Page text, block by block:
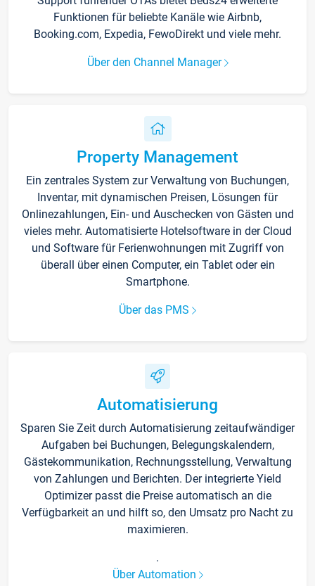
Funktionen für beliebte Kanäle wie Airbnb,
Booking.com, Expedia, FewoDirekt und viele mehr.
Über den Channel Manager
Property Management
Ein zentrales System zur Verwaltung von Buchungen,
Inventar, mit dynamischen Preisen, Lösungen für
Onlinezahlungen, Ein- und Auschecken von Gästen und
vieles mehr. Automatisierte Hotelsoftware in der Cloud
und Software für Ferienwohnungen mit Zugriff von
überall über einen Computer, ein Tablet oder ein
Smartphone.
Über das PMS
Automatisierung
Sparen Sie Zeit durch Automatisierung zeitaufwändiger
Aufgaben bei Buchungen, Belegungskalendern,
Gästekommunikation, Rechnungsstellung, Verwaltung
von Zahlungen und Berichten. Der integrierte Yield
Optimizer passt die Preise automatisch an die
Verfügbarkeit an und hilft so, den Umsatz pro Nacht zu
maximieren.
.
Über Automation